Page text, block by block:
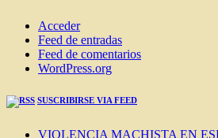
Acceder
Feed de entradas
Feed de comentarios
WordPress.org
SUSCRIBIRSE VIA FEED
VIOLENCIA MACHISTA EN